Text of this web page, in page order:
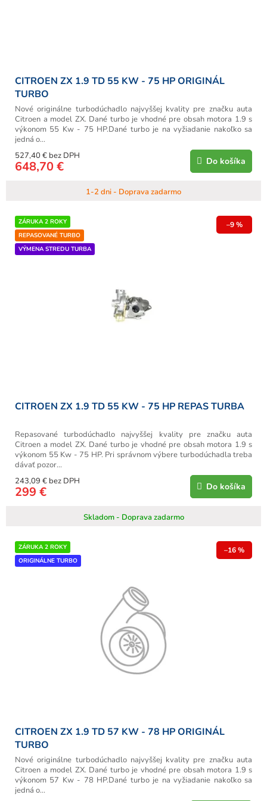
CITROEN ZX 1.9 TD 55 KW - 75 HP ORIGINÁL
TURBO
1-2 dni - Doprava zadarmo
527,40 € bez DPH
648,70 € Do košíka
Nové originálne turbodúchadlo najvyššej kvality pre značku auta
Citroen a model ZX. Dané turbo je vhodné pre obsah motora 1.9 s
výkonom 55 Kw - 75 HP.Dané turbo je na vyžiadanie nakoľko sa
jedná o...
ZÁRUKA 2 ROKY
REPASOVANÉ TURBO
VÝMENA STREDU TURBA
–9 %
CITROEN ZX 1.9 TD 55 KW - 75 HP REPAS TURBA
Skladom - Doprava zadarmo
243,09 € bez DPH
299 € Do košíka
Repasované turbodúchadlo najvyššej kvality pre značku auta
Citroen a model ZX. Dané turbo je vhodné pre obsah motora 1.9 s
výkonom 55 Kw - 75 HP. Pri správnom výbere turbodúchadla treba
dávať pozor...
ZÁRUKA 2 ROKY
ORIGINÁLNE TURBO
–16 %
CITROEN ZX 1.9 TD 57 KW - 78 HP ORIGINÁL
TURBO
Nové originálne turbodúchadlo najvyššej kvality pre značku auta
Citroen a model ZX. Dané turbo je vhodné pre obsah motora 1.9 s
výkonom 57 Kw - 78 HP.Dané turbo je na vyžiadanie nakoľko sa
jedná o...